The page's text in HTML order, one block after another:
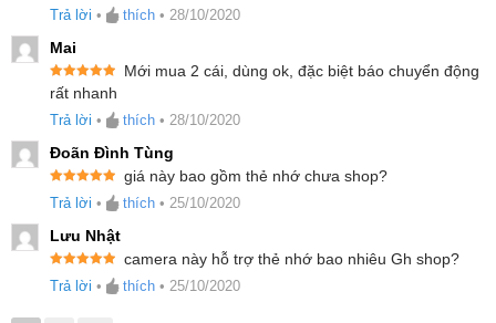
hạng55
Trả lời • thích • 28/10/2020
Mai
Được xếp
hạng55
sao
Mới mua 2 cái, dùng ok, đặc biệt báo chuyển động
rất nhanh
Trả lời • thích • 28/10/2020
Đoãn Đình Tùng
hạng55
giá này bao gồm thẻ nhớ chưa shop?
Trả lời • thích • 25/10/2020
Lưu Nhật
hạng55
camera này hỗ trợ thẻ nhớ bao nhiêu Gh shop?
Trả lời • thích • 25/10/2020